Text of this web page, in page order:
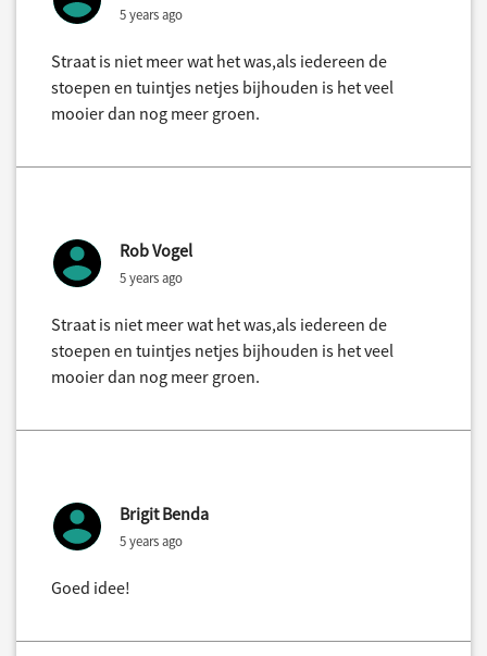
5 years ago
Straat is niet meer wat het was,als iedereen de
stoepen en tuintjes netjes bijhouden is het veel
mooier dan nog meer groen.
Rob Vogel
5 years ago
Straat is niet meer wat het was,als iedereen de
stoepen en tuintjes netjes bijhouden is het veel
mooier dan nog meer groen.
Brigit Benda
5 years ago
Goed idee!